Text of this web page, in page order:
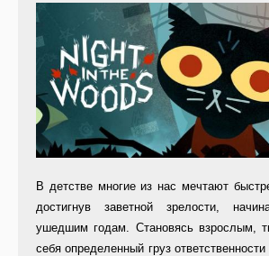
В детстве многие из нас мечтают
достигнув заветной зрелости,
ушедшим годам. Становясь взрослым,
себя определенный груз